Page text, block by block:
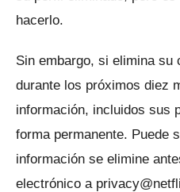
hacerlo.
Sin embargo, si elimina su
durante los próximos diez
información, incluidos sus
forma permanente. Puede
información se elimine
electrónico a